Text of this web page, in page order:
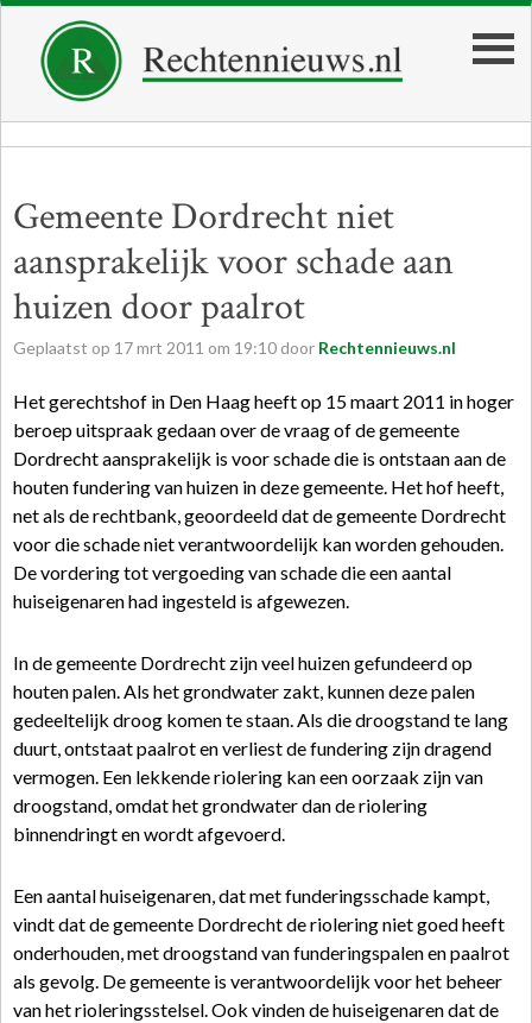
Gemeente Dordrecht niet
aansprakelijk voor schade aan
huizen door paalrot
Geplaatst op 17mrt 2011 om 19:10 door Rechtennieuws.nl
Het gerechtshof in Den Haag heeft op 15 maart 2011 in hoger
beroep uitspraak gedaan over de vraag of de gemeente
Dordrecht aansprakelijk is voor schade die is ontstaan aan de
houten fundering van huizen in deze gemeente. Het hof heeft,
net als de rechtbank, geoordeeld dat de gemeente Dordrecht
voor die schade niet verantwoordelijk kan worden gehouden.
De vordering tot vergoeding van schade die een aantal
huiseigenaren had ingesteld is afgewezen.
In de gemeente Dordrecht zijn veel huizen gefundeerd op
houten palen. Als het grondwater zakt, kunnen deze palen
gedeeltelijk droog komen te staan. Als die droogstand te lang
duurt, ontstaat paalrot en verliest de fundering zijn dragend
vermogen. Een lekkende riolering kan een oorzaak zijn van
droogstand, omdat het grondwater dan de riolering
binnendringt en wordt afgevoerd.
Een aantal huiseigenaren, dat met funderingsschade kampt,
vindt dat de gemeente Dordrecht de riolering niet goed heeft
onderhouden, met droogstand van funderingspalen en paalrot
als gevolg. De gemeente is verantwoordelijk voor het beheer
van het rioleringsstelsel. Ook vinden de huiseigenaren dat de